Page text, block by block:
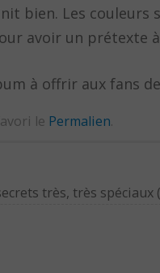
bien. Les couleurs
avoir un prétexte
à offrir aux fans
le Permalien.
très, très spéciaux